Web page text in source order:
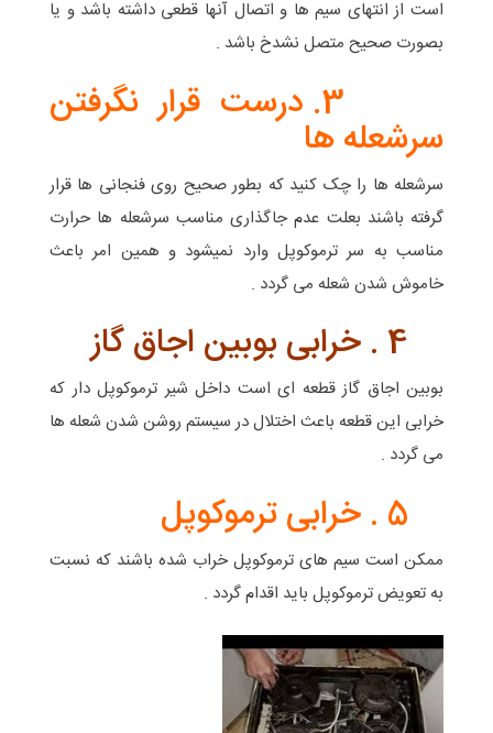
است از انتهای سیم ها و اتصال آنها قطعی داشته باشد و یا
بصورت صحیح متصل نشدخ باشد .
3. درست قرار نگرفتن
سرشعله ها
سرشعله ها را چک کنید که بطور صحیح روی فنجانی ها قرار
گرفته باشند بعلت عدم جاگذاری مناسب سرشعله ها حرارت
مناسب به سر ترموکوپل وارد نمیشود و همین امر باعث
خاموش شدن شعله می گردد .
بوبین اجاق گاز قطعه ای است داخل شیر ترموکوپل دار که
خرابی این قطعه باعث اختلال در سیستم روشن شدن شعله ها
می گردد .
ممکن است سیم های ترموکوپل خراب شده باشند که نسبت
به تعویض ترموکوپل باید اقدام گردد .